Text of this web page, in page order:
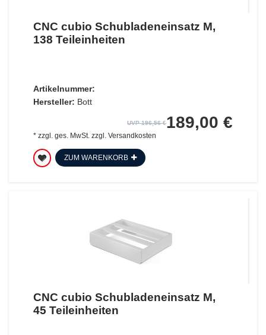
CNC cubio Schubladeneinsatz M,
138 Teileinheiten
Artikelnummer:
Hersteller: Bott
UVP 196,56 €189,00 €
* zzgl. ges. MwSt. zzgl. Versandkosten
ZUM WARENKORB
CNC cubio Schubladeneinsatz M,
45 Teileinheiten